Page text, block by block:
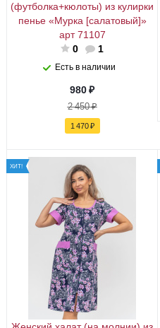
(футболка+кюлоты) из кулирки
пенье «Мурка [салатовый]»
арт 71107
0
1
Есть в наличии
980₽
2 450₽
1 470₽
ХИТ!